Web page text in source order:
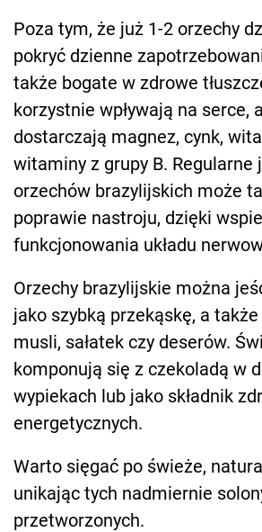
Poza tym, że już 1-2 orzechy
pokryć dzienne
także bogate w zdrowe
korzystnie wpływają na serce,
dostarczają magnez, cynk,
witaminy z grupy B. Regularne
orzechów brazylijskich może
poprawie nastroju, dzięki
funkcjonowania układu
Orzechy brazylijskie można
jako szybką przekąskę, a
musli, sałatek czy deserów.
komponują się z czekoladą w
wypiekach lub jako składnik
energetycznych.
Warto sięgać po świeże,
unikając tych nadmiernie
przetworzonych.